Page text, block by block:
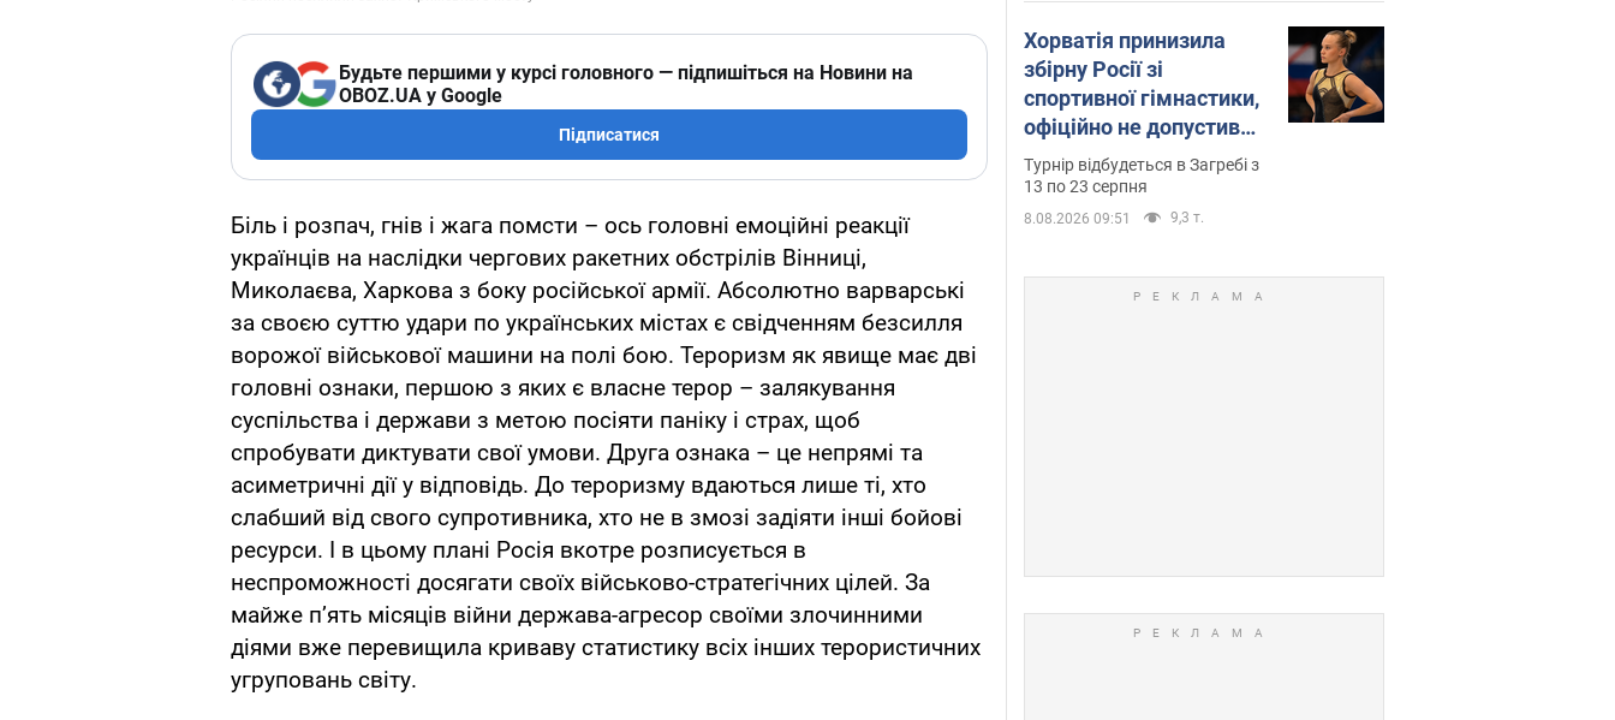
Будьте першими у курсі головного — підпишіться на Новини на
OBOZ.UA у Google
Підписатися
Біль і розпач, гнів і жага помсти – ось головні емоційні реакції
українців на наслідки чергових ракетних обстрілів Вінниці,
Миколаєва, Харкова з боку російської армії. Абсолютно варварські
за своєю суттю удари по українських містах є свідченням безсилля
ворожої військової машини на полі бою. Тероризм як явище має дві
головні ознаки, першою з яких є власне терор – залякування
суспільства і держави з метою посіяти паніку і страх, щоб
спробувати диктувати свої умови. Друга ознака – це непрямі та
асиметричні дії у відповідь. До тероризму вдаються лише ті, хто
слабший від свого супротивника, хто не в змозі задіяти інші бойові
ресурси. І в цьому плані Росія вкотре розписується в
неспроможності досягати своїх військово-стратегічних цілей. За
майже п’ять місяців війни держава-агресор своїми злочинними
діями вже перевищила криваву статистику всіх інших терористичних
угруповань світу.
Хорватія принизила
збірну Росії зі
спортивної гімнастики,
офіційно не допустивши
до чемпіонату Європи
основних спортсменів
Турнір відбудеться в Загребі з
13 по 23 серпня
8.08.2026 09:51 9,3 т.